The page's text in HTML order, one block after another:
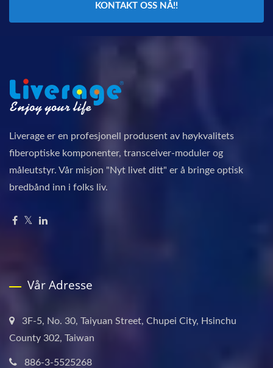
KONTAKT OSS NÅ!!
Liverage er en profesjonell produsent av høykvalitets
fiberoptiske komponenter, transceiver-moduler og
måleutstyr. Vår misjon "Nyt livet ditt" er å bringe optisk
bredbånd inn i folks liv.
Vår Adresse
3F-5, No. 30, Taiyuan Street, Chupei City, Hsinchu
County 302, Taiwan
886-3-5525268